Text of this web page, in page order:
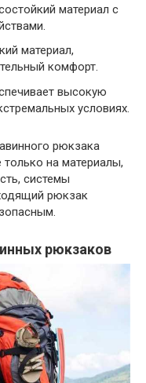
материал с
материал,
комфорт.
высокую
условиях.
рюкзака
на материалы,
системы
рюкзак
рюкзаков